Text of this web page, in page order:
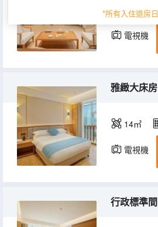
*所有入住退房
60㎡
電視機
雅緻大床房
14㎡
電視機
行政標準間